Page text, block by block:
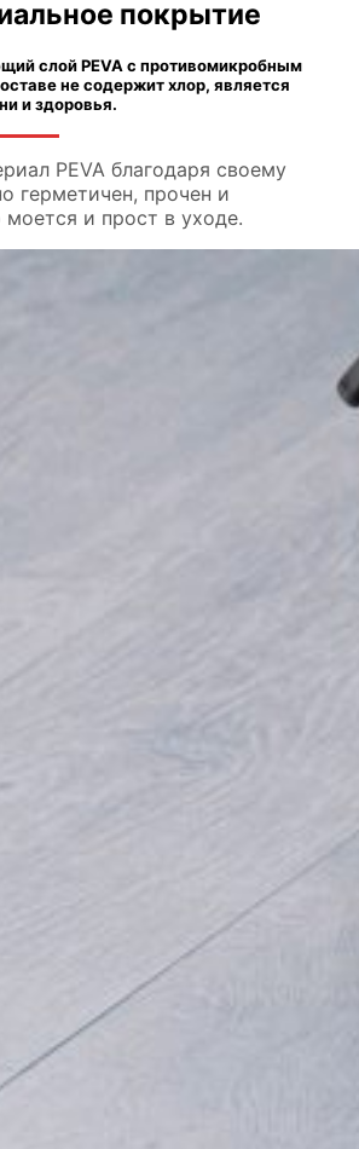
покрытие
слой PEVA с противомикробным
не содержит хлор, является
и здоровья.
PEVA благодаря своему
герметичен, прочен и
моется и прост в уходе.